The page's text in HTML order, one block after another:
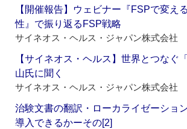
【開催報告】ウェビナー『FSPで変え
性』で振り返るFSP戦略
サイネオス・ヘルス・ジャパン株式会社
【サイネオス・ヘルス】世界とつな
山氏に聞く
サイネオス・ヘルス・ジャパン株式会社
治験文書の翻訳・ローカライゼーショ
導入できるかーその[2]